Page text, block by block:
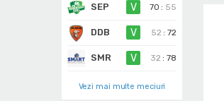
SEP V 70 : 55
DDB V 52 :72
SMR V 32 :78
Vezi mai multe meciuri